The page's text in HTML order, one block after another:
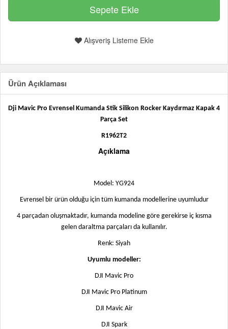
Alışveriş Listeme Ekle
Ürün Açıklaması
Dji Mavic Pro Evrensel Kumanda Stik Silikon Rocker Kaydırmaz Kapak 4
Parça Set
R1962T2
Açıklama
Model: YG924
Evrensel bir ürün olduğu için tüm kumanda modellerine uyumludur
4 parçadan oluşmaktadır, kumanda modeline göre gerekirse iç kısma
gelen daraltma parçaları da kullanılır.
Renk: Siyah
Uyumlu modeller:
DJI Mavic Pro
DJI Mavic Pro Platinum
DJI Mavic Air
DJI Spark